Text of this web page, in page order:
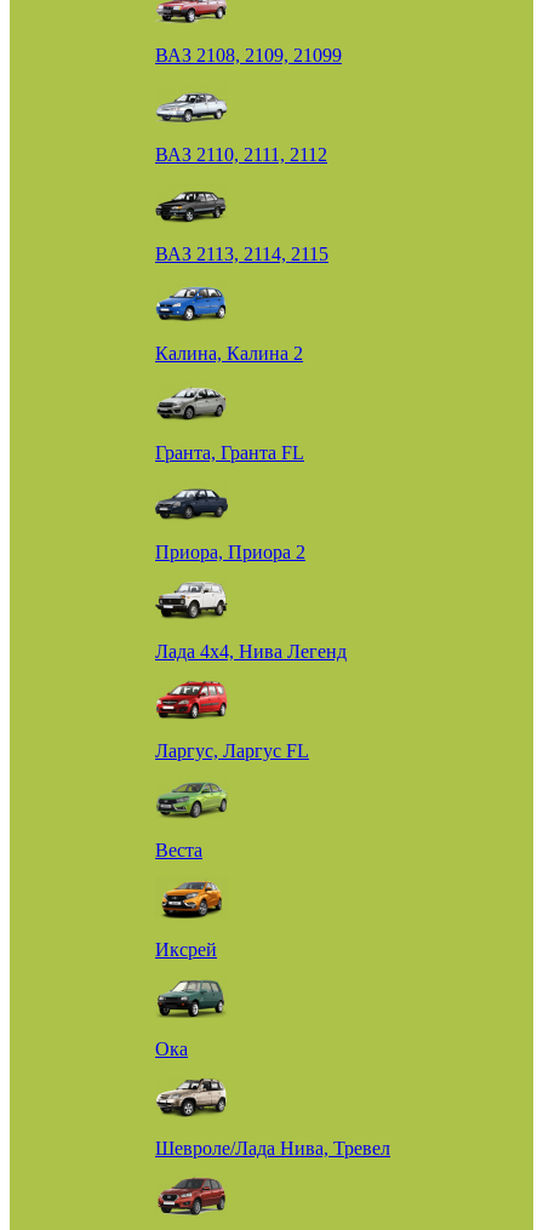
ВАЗ 2108, 2109, 21099
ВАЗ 2110, 2111, 2112
ВАЗ 2113, 2114, 2115
Калина, Калина 2
Гранта, Гранта FL
Приора, Приора 2
Лада 4х4, Нива Легенд
Ларгус, Ларгус FL
Веста
Иксрей
Ока
Шевроле/Лада Нива, Тревел